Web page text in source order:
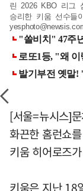
린 2026 KBO 리그
승리한 키움 선수들
[서울=뉴시스]
화끈한 홈런쇼
키움 히어로즈
키움은 지난 18